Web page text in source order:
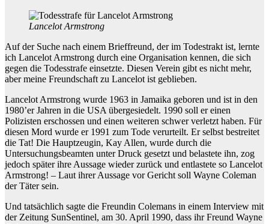
Lancelot Armstrong
Auf der Suche nach einem Brieffreund, der im Todestrakt ist, lernte
ich Lancelot Armstrong durch eine Organisation kennen, die sich
gegen die Todesstrafe einsetzte. Diesen Verein gibt es nicht mehr,
aber meine Freundschaft zu Lancelot ist geblieben.
Lancelot Armstrong wurde 1963 in Jamaika geboren und ist in den
1980’er Jahren in die USA übergesiedelt. 1990 soll er einen
Polizisten erschossen und einen weiteren schwer verletzt haben. Für
diesen Mord wurde er 1991 zum Tode verurteilt. Er selbst bestreitet
die Tat! Die Hauptzeugin, Kay Allen, wurde durch die
Untersuchungsbeamten unter Druck gesetzt und belastete ihn, zog
jedoch später ihre Aussage wieder zurück und entlastete so Lancelot
Armstrong! – Laut ihrer Aussage vor Gericht soll Wayne Coleman
der Täter sein.
Und tatsächlich sagte die Freundin Colemans in einem Interview mit
der Zeitung SunSentinel, am 30. April 1990, dass ihr Freund Wayne